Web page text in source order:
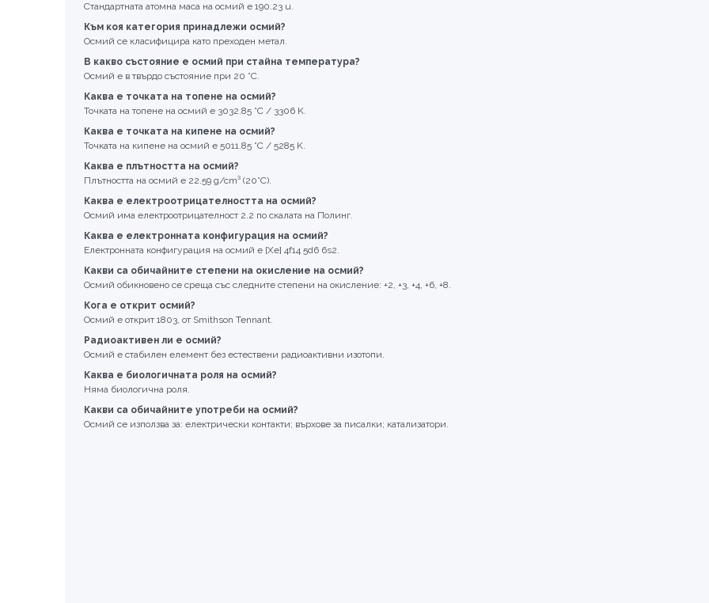
Стандартната атомна маса на осмий е 190.23 u.
Към коя категория принадлежи осмий?
Осмий се класифицира като преходен метал.
В какво състояние е осмий при стайна температура?
Осмий е в твърдо състояние при 20 °C.
Каква е точката на топене на осмий?
Точката на топене на осмий е 3032.85 °C / 3306 K.
Каква е точката на кипене на осмий?
Точката на кипене на осмий е 5011.85 °C / 5285 K.
Каква е плътността на осмий?
Плътността на осмий е 22.59 g/cm³ (20°C).
Каква е електроотрицателността на осмий?
Осмий има електроотрицателност 2.2 по скалата на Полинг.
Каква е електронната конфигурация на осмий?
Електронната конфигурация на осмий е [Xe] 4f14 5d6 6s2.
Какви са обичайните степени на окисление на осмий?
Осмий обикновено се среща със следните степени на окисление: +2, +3, +4, +6, +8.
Кога е открит осмий?
Осмий е открит 1803, от Smithson Tennant.
Радиоактивен ли е осмий?
Осмий е стабилен елемент без естествени радиоактивни изотопи.
Каква е биологичната роля на осмий?
Няма биологична роля.
Какви са обичайните употреби на осмий?
Осмий се използва за: електрически контакти; върхове за писалки; катализатори.